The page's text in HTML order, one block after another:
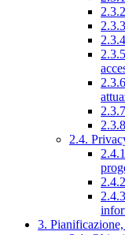
2.4.
3. Pianificazione,